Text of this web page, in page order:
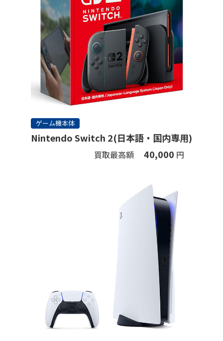
ゲーム機本体
Nintendo Switch 2(日本語・国内専用)
買取最高額 40,000 円